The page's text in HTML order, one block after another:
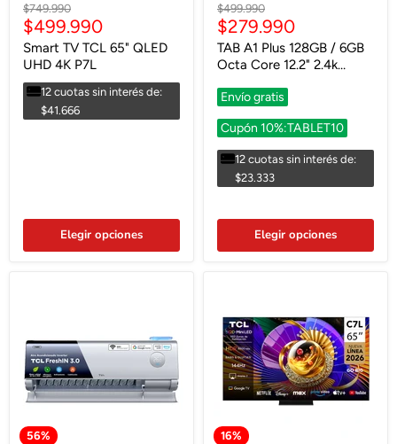
Precio
original
$749.990
Precio
actual
$499.990
Smart TV TCL 65" QLED
UHD 4K P7L
12 cuotas sin interés de:
$41.666
Elegir opciones
Precio
original
$499.990
Precio
actual
$279.990
TAB A1 Plus 128GB / 6GB
Octa Core 12.2" 2.4k
Envío gratis
Cupón 10%:TABLET10
12 cuotas sin interés de:
$23.333
Elegir opciones
56%
16%